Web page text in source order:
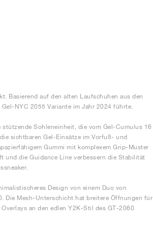
Basierend auf den alten Laufschuhen aus den
NYC 2055 Variante im Jahr 2024 führte.
Sohleneinheit, die vom Gel-Cumulus 16
sichtbaren Gel-Einsätze im Vorfuß- und
Gummi mit komplexem Grip-Muster
und die Guidance Line verbessern die Stabilität
Design von einem Duo von
Die Mesh-Unterschicht hat breitere Öffnungen für
an den edlen Y2K-Stil des GT-2060